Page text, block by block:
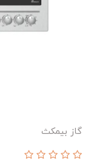
گاز بیمکث